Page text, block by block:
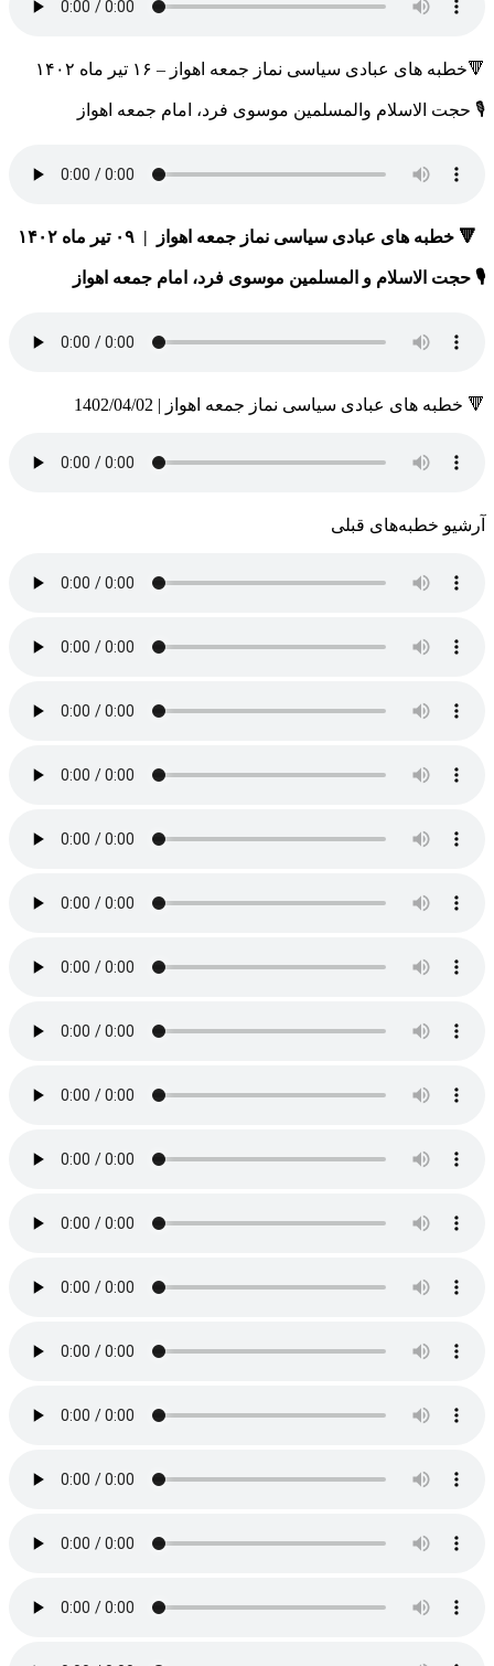
🔻خطبه های عبادی سیاسی نماز جمعه اهواز – ۱۶ تیر ماه ۱۴۰۲
🎙 حجت الاسلام والمسلمین موسوی فرد، امام جمعه اهواز
🔻 خطبه های عبادی سیاسی نماز جمعه اهواز | ۰۹ تیر ماه ۱۴۰۲
🎙 حجت الاسلام و المسلمین موسوی فرد، امام جمعه اهواز
🔻 خطبه های عبادی سیاسی نماز جمعه اهواز | 1402/04/02
آرشیو خطبه‌های قبلی